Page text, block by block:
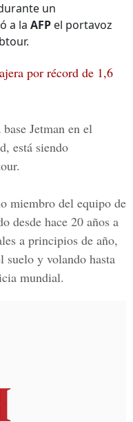
un
a la AFP el portavoz
por récord de 1,6
Jetman en el
está siendo
miembro del equipo de
desde hace 20 años a
a principios de año,
suelo y volando hasta
mundial.